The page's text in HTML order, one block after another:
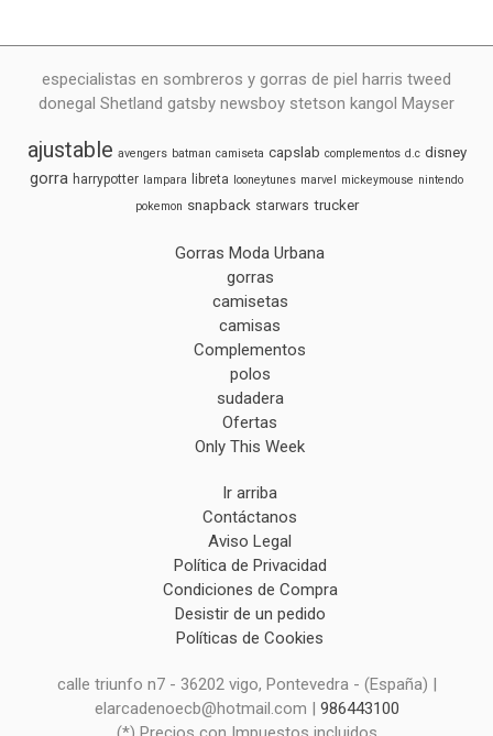
especialistas en sombreros y gorras de piel harris tweed
donegal Shetland gatsby newsboy stetson kangol Mayser
ajustable avengers batman camiseta capslab complementos d.c disney
gorra harrypotter lampara libreta looneytunes marvel mickeymouse nintendo
pokemon snapback starwars trucker
Gorras Moda Urbana
gorras
camisetas
camisas
Complementos
polos
sudadera
Ofertas
Only This Week
Ir arriba
Contáctanos
Aviso Legal
Política de Privacidad
Condiciones de Compra
Desistir de un pedido
Políticas de Cookies
calle triunfo n7 - 36202 vigo, Pontevedra - (España) |
elarcadenoecb@hotmail.com | 986443100